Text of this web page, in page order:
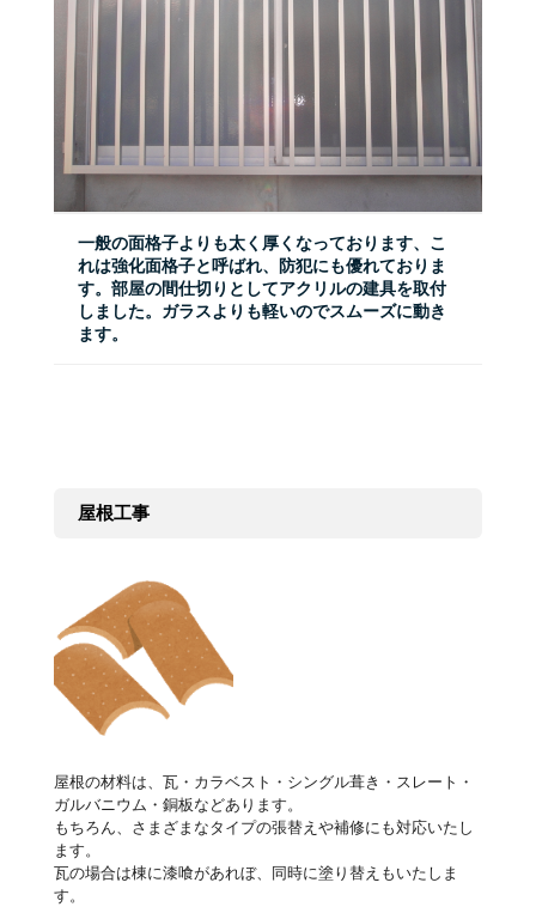
一般の面格子よりも太く厚くなっております、こ
れは強化面格子と呼ばれ、防犯にも優れておりま
す。部屋の間仕切りとしてアクリルの建具を取付
しました。ガラスよりも軽いのでスムーズに動き
ます。
屋根工事
屋根の材料は、瓦・カラベスト・シングル葺き・スレート・
ガルバニウム・銅板などあります。
もちろん、さまざまなタイプの張替えや補修にも対応いたし
ます。
瓦の場合は棟に漆喰があれぼ、同時に塗り替えもいたしま
す。